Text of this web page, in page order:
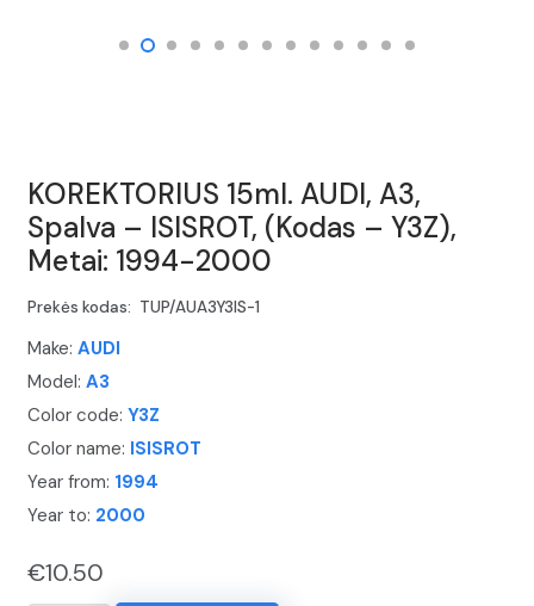
KOREKTORIUS 15ml. AUDI, A3,
Spalva – ISISROT, (Kodas – Y3Z),
Metai: 1994-2000
Prekės kodas: TUP/AUA3Y3IS-1
Make: AUDI
Model: A3
Color code: Y3Z
Color name: ISISROT
Year from: 1994
Year to: 2000
€10.50